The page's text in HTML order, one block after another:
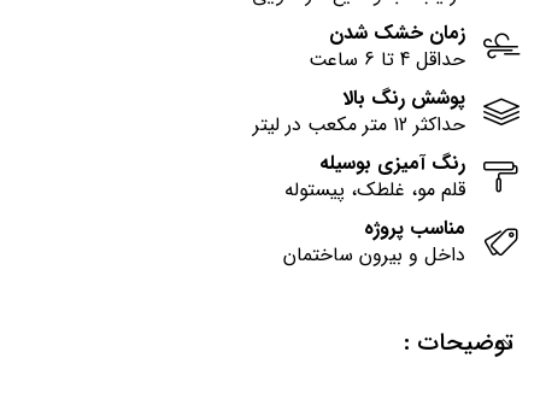
زمان خشک شدن
حداقل 4 تا 6 ساعت
پوشش رنگ بالا
حداکثر 12 متر مکعب در لیتر
رنگ آمیزی بوسیله
قلم مو، غلطک، پیستوله
مناسب پروژه
داخل و بیرون ساختمان
توضیحات :